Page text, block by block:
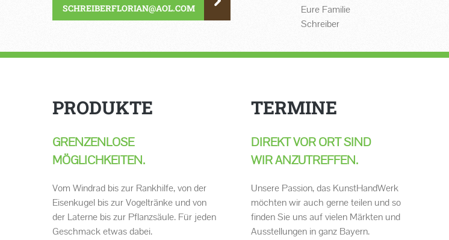
Eure Familie
Schreiber
SCHREIBERFLORIAN@AOL.COM
PRODUKTE
GRENZENLOSE
MÖGLICHKEITEN.
Vom Windrad bis zur Rankhilfe, von der
Eisenkugel bis zur Vogeltränke und von
der Laterne bis zur Pflanzsäule. Für jeden
Geschmack etwas dabei.
TERMINE
DIREKT VOR ORT SIND
WIR ANZUTREFFEN.
Unsere Passion, das KunstHandWerk
möchten wir auch gerne teilen und so
finden Sie uns auf vielen Märkten und
Ausstellungen in ganz Bayern.